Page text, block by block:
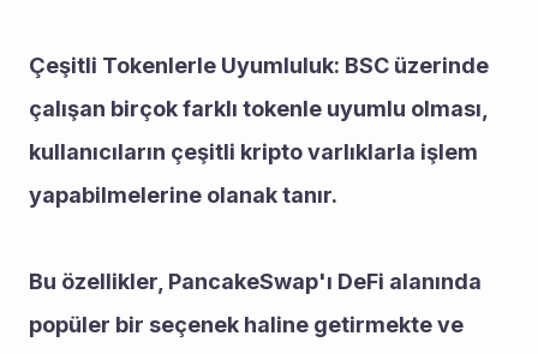
Çeşitli Tokenlerle Uyumluluk: BSC üzerinde
çalışan birçok farklı tokenle uyumlu olması,
kullanıcıların çeşitli kripto varlıklarla işlem
yapabilmelerine olanak tanır.
Bu özellikler, PancakeSwap'ı DeFi alanında
popüler bir seçenek haline getirmekte ve